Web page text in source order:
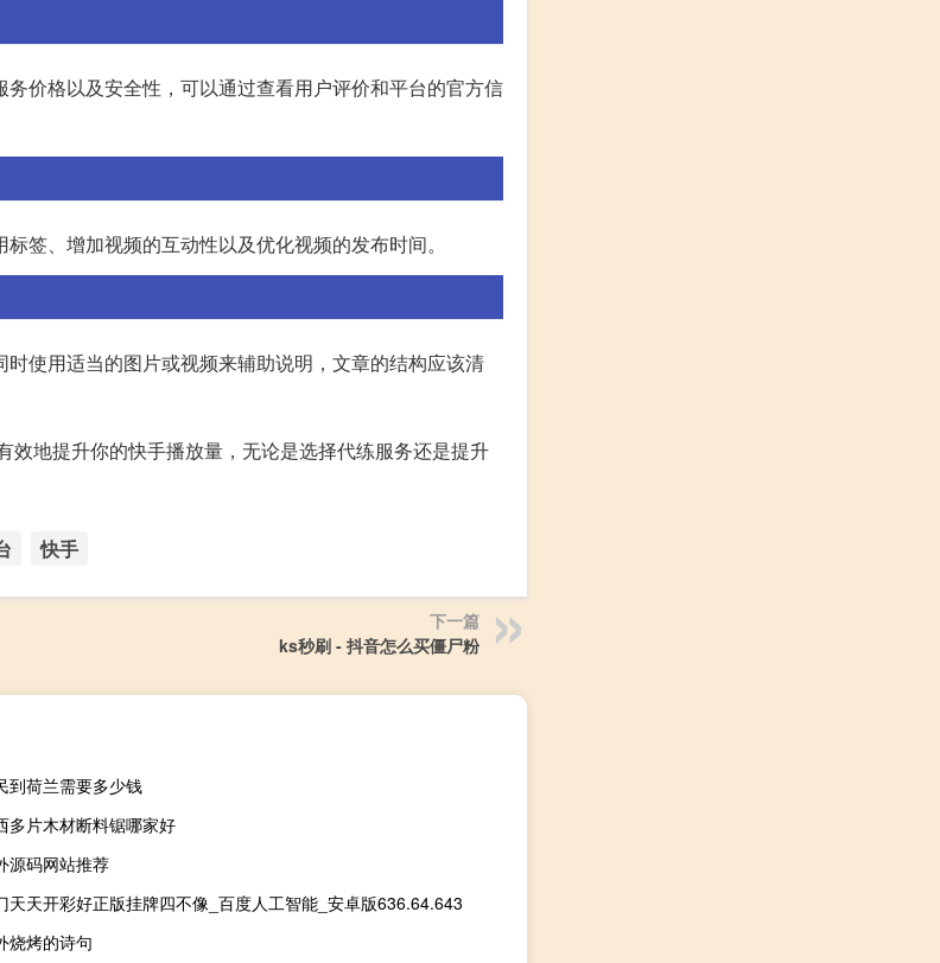
价格以及安全性，可以通过查看用户评价和平台的官方信
签、增加视频的互动性以及优化视频的发布时间。
使用适当的图片或视频来辅助说明，文章的结构应该清
地提升你的快手播放量，无论是选择代练服务还是提升
快手
下一篇
ks秒刷 - 抖音怎么买僵尸粉
到荷兰需要多少钱
多片木材断料锯哪家好
源码网站推荐
天天开彩好正版挂牌四不像_百度人工智能_安卓版636.64.643
烧烤的诗句